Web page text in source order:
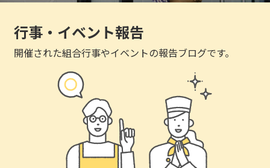
行事・イベント報告
開催された組合行事やイベントの報告ブログです。